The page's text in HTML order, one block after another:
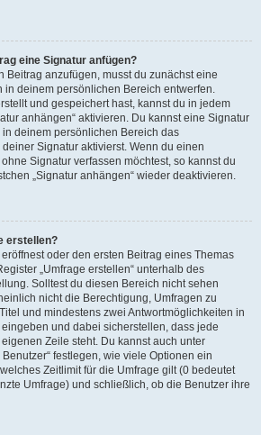
eine Signatur anfügen?
Beitrag anzufügen, musst du zunächst eine
in deinem persönlichen Bereich entwerfen.
und gespeichert hast, kannst du in jedem
anhängen“ aktivieren. Du kannst eine Signatur
deinem persönlichen Bereich das
Signatur aktivierst. Wenn du einen
Signatur verfassen möchtest, so kannst du
„Signatur anhängen“ wieder deaktivieren.
erstellen?
oder den ersten Beitrag eines Themas
„Umfrage erstellen“ unterhalb des
Solltest du diesen Bereich nicht sehen
nicht die Berechtigung, Umfragen zu
und mindestens zwei Antwortmöglichkeiten in
und dabei sicherstellen, dass jede
Zeile steht. Du kannst auch unter
festlegen, wie viele Optionen ein
Zeitlimit für die Umfrage gilt (0 bedeutet
Umfrage) und schließlich, ob die Benutzer ihre